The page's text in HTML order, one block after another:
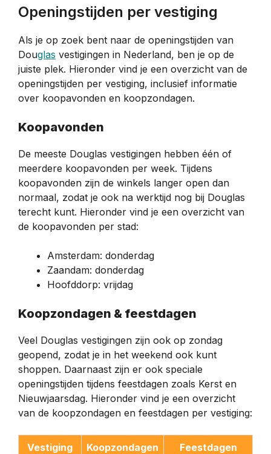
Openingstijden per vestiging
Als je op zoek bent naar de openingstijden van
Douglas vestigingen in Nederland, ben je op de
juiste plek. Hieronder vind je een overzicht van de
openingstijden per vestiging, inclusief informatie
over koopavonden en koopzondagen.
Koopavonden
De meeste Douglas vestigingen hebben één of
meerdere koopavonden per week. Tijdens
koopavonden zijn de winkels langer open dan
normaal, zodat je ook na werktijd nog bij Douglas
terecht kunt. Hieronder vind je een overzicht van
de koopavonden per stad:
Amsterdam: donderdag
Zaandam: donderdag
Hoofddorp: vrijdag
Koopzondagen & feestdagen
Veel Douglas vestigingen zijn ook op zondag
geopend, zodat je in het weekend ook kunt
shoppen. Daarnaast zijn er ook speciale
openingstijden tijdens feestdagen zoals Kerst en
Nieuwjaarsdag. Hieronder vind je een overzicht
van de koopzondagen en feestdagen per vestiging:
Vestiging Koopzondagen Feestdagen